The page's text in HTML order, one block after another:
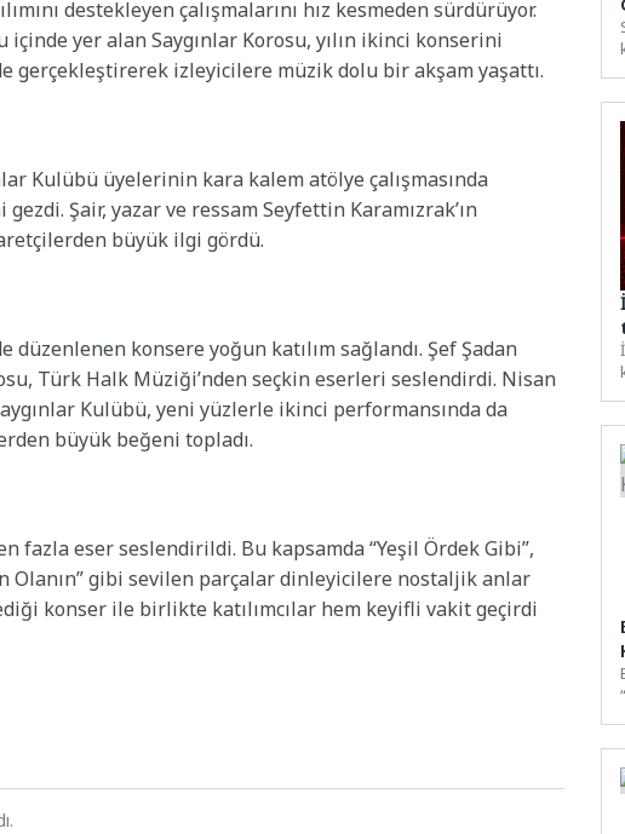
destekleyen çalışmalarını hız kesmeden sürdürüyor.
yer alan Saygınlar Korosu, yılın ikinci konserini
gerçekleştirerek izleyicilere müzik dolu bir akşam yaşattı.
Kulübü üyelerinin kara kalem atölye çalışmasında
Şair, yazar ve ressam Seyfettin Karamızrak’ın
büyük ilgi gördü.
konsere yoğun katılım sağlandı. Şef Şadan
Türk Halk Müziği’nden seçkin eserleri seslendirdi. Nisan
Kulübü, yeni yüzlerle ikinci performansında da
büyük beğeni topladı.
fazla eser seslendirildi. Bu kapsamda “Yeşil Ördek Gibi”,
Olanın” gibi sevilen parçalar dinleyicilere nostaljik anlar
konser ile birlikte katılımcılar hem keyifli vakit geçirdi